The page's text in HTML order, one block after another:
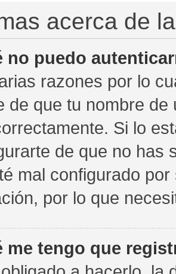
acerca de
no puedo
razones por lo
de que tu nombre
Si lo
de que no has
mal configurado
por lo que
me tengo que